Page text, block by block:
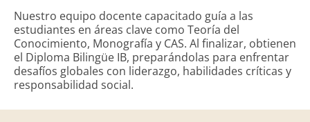
Nuestro equipo docente capacitado guía a las
estudiantes en áreas clave como Teoría del
Conocimiento, Monografía y CAS. Al finalizar, obtienen
el Diploma Bilingüe IB, preparándolas para enfrentar
desafíos globales con liderazgo, habilidades críticas y
responsabilidad social.